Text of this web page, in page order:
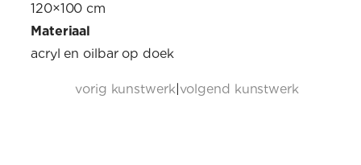
120×100 cm
Materiaal
acryl en oilbar op doek
vorig kunstwerk| volgend kunstwerk